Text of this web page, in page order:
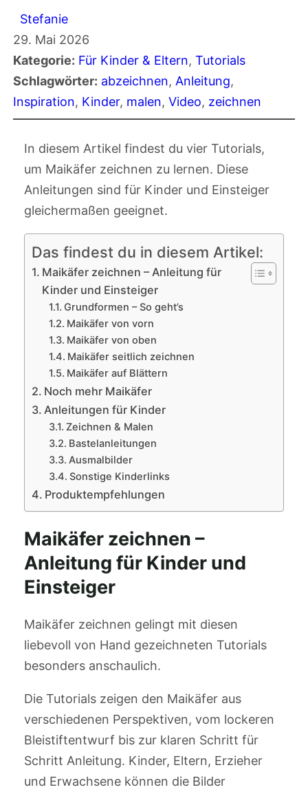
Stefanie
29. Mai 2026
Kategorie: Für Kinder & Eltern, Tutorials
Schlagwörter: abzeichnen, Anleitung
Inspiration, Kinder, malen, Video, zeichnen
In diesem Artikel findest du vier Tutorials,
um Maikäfer zeichnen zu lernen. Diese
Anleitungen sind für Kinder und Einsteiger
gleichermaßen geeignet.
Das findest du in diesem Artikel:
Maikäfer zeichnen – Anleitung für
Kinder und Einsteiger
Grundformen – So geht’s
Maikäfer von vorn
Maikäfer von oben
Maikäfer seitlich zeichnen
Maikäfer auf Blättern
Noch mehr Maikäfer
Anleitungen für Kinder
Zeichnen & Malen
Bastelanleitungen
Ausmalbilder
Sonstige Kinderlinks
Produktempfehlungen
Maikäfer zeichnen –
Anleitung für Kinder und
Einsteiger
Maikäfer zeichnen gelingt mit diesen
liebevoll von Hand gezeichneten Tutorials
besonders anschaulich.
Die Tutorials zeigen den Maikäfer aus
verschiedenen Perspektiven, vom lockeren
Bleistiftentwurf bis zur klaren Schritt für
Schritt Anleitung. Kinder, Eltern, Erzieher
und Erwachsene können die Bilder